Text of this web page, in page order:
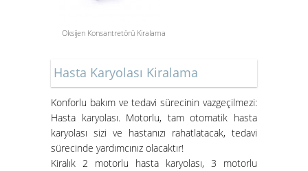
Süper Konfor ile Hasta Bakım
Yatakları
Hasta Karyolası Kiralama
Konforlu bakım ve tedavi sürecinin vazgeçilmezi:
Hasta karyolası. Motorlu, tam otomatik hasta
karyolası sizi ve hastanızı rahatlatacak, tedavi
sürecinde yardımcınız olacaktır!
Kiralık 2 motorlu hasta karyolası, 3 motorlu